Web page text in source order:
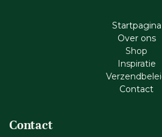
Startpagina
Ove​r​ ons
Shop
Inspiratie
Cont​act
Contact